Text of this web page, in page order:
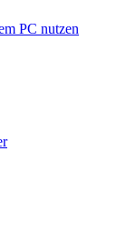
PC nutzen